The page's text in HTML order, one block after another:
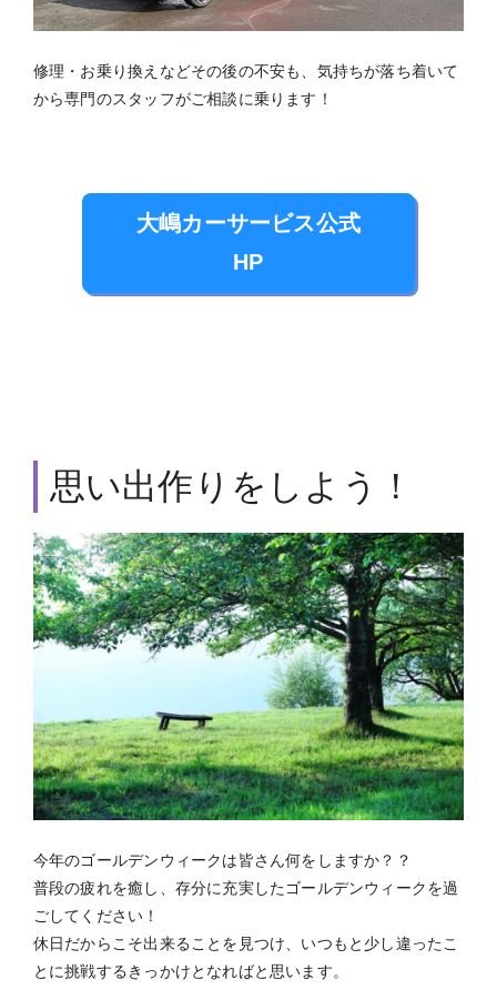
修理・お乗り換えなどその後の不安も、気持ちが落ち着いて
から専門のスタッフがご相談に乗ります！
大嶋カーサービス公式
HP
思い出作りをしよう！
今年のゴールデンウィークは皆さん何をしますか？？
普段の疲れを癒し、存分に充実したゴールデンウィークを過
ごしてください！
休日だからこそ出来ることを見つけ、いつもと少し違ったこ
とに挑戦するきっかけとなればと思います。